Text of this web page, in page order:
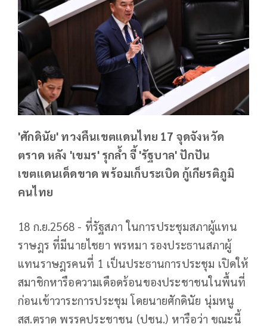
'ศักดินัย' ทวงคืนเขตแดนไทย 17 จุดจังหวัด
ตราด หลัง 'เขมร' รุกล้ำ จี้ 'รัฐบาล' ปักปัน
เขตแดนเด็ดขาด พร้อมเก็บระเบิด กู้เกียรติภูมิ
คนไทย
18 ก.ย.2568 - ที่รัฐสภา ในการประชุมสภาผู้แทน
ราษฎร ที่มีนายไชยา พรหมา รองประธานสภาผู้
แทนราษฎรคนที่ 1 เป็นประธานการประชุม เปิดให้
สมาชิกหารือความเดือดร้อนของประชาชนในพื้นที่
ก่อนเข้าวาระการประชุม โดยนายศักดินัย นุ่มหนู
สส.ตราด พรรคประชาชน (ปชน.) หารือว่า ขณะนี้